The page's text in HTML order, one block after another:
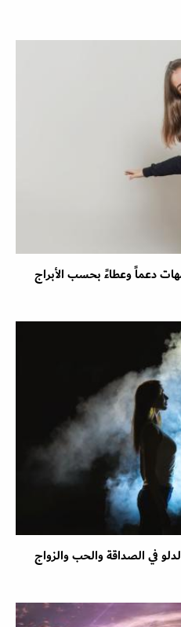
دعماً وعطاءً بحسب الأبراج
في الصداقة والحب والزواج